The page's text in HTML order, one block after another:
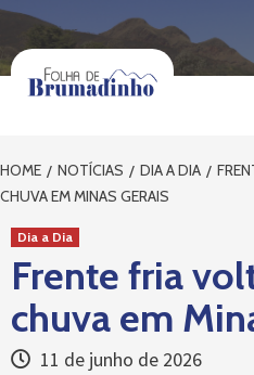
Skip
content
HOME NOTÍCIAS DIA A DIA
CHUVA EM MINAS GERAIS
Dia a Dia
Frente fria
chuva em
11 de junho de 2026